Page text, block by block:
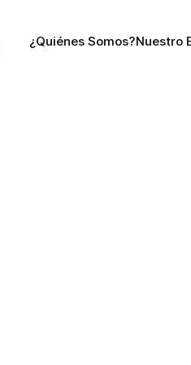
¿Quiénes Somos?Nuestro